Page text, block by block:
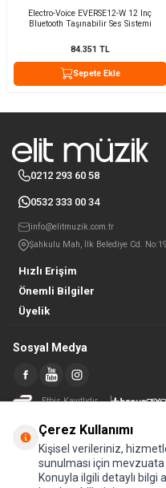
Electro-Voice EVERSE12-W 12 Inç
Bluetooth Taşınabilir Ses Sistemi
84.351 TL
Sepete Ekle
Hızlı Erişim
Önemli Bilgiler
Üyelik
0212 293 60 58
0532 333 00 34
info@elitmuzik.com.tr
Şahkulu Mah, İlk Belediye Cd.
Sosyal Medya
Etbis Kayıtlıdır
Çerez Kullanımı
Kişisel verileriniz,
sunulması için
Konuyla ilgili detaylı bilgi